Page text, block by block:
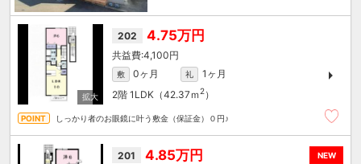
202 4.75万円
4,100円
敷 0ヶ月 礼
1ヶ月
2階 1LDK（42.37ｍ2）
しっかり者のお眼鏡に叶う敷金（保証金）０円♪
NEW
201 4.85万円